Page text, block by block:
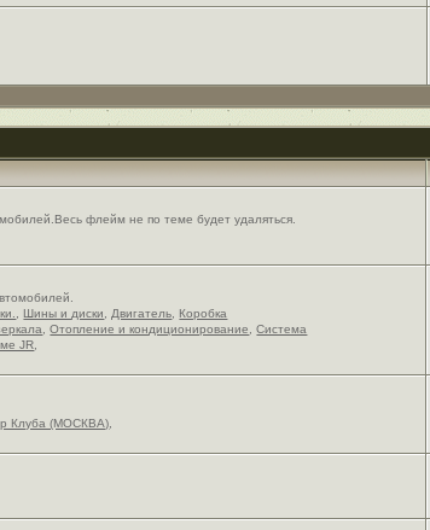
флейм не по теме будет удаляться.
Шины и диски Двигатель
Коробка
,Отопление и кондиционирование ,Система
JR
Клуба (МОСКВА)